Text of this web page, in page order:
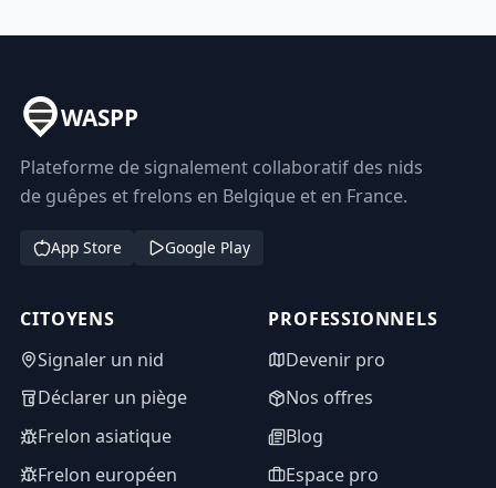
WASPP
Plateforme de signalement collaboratif des nids
de guêpes et frelons en Belgique et en France.
App Store Google Play
CITOYENS
Signaler un nid
Déclarer un piège
Frelon asiatique
Frelon européen
PROFESSIONNELS
Devenir pro
Nos offres
Blog
Espace pro